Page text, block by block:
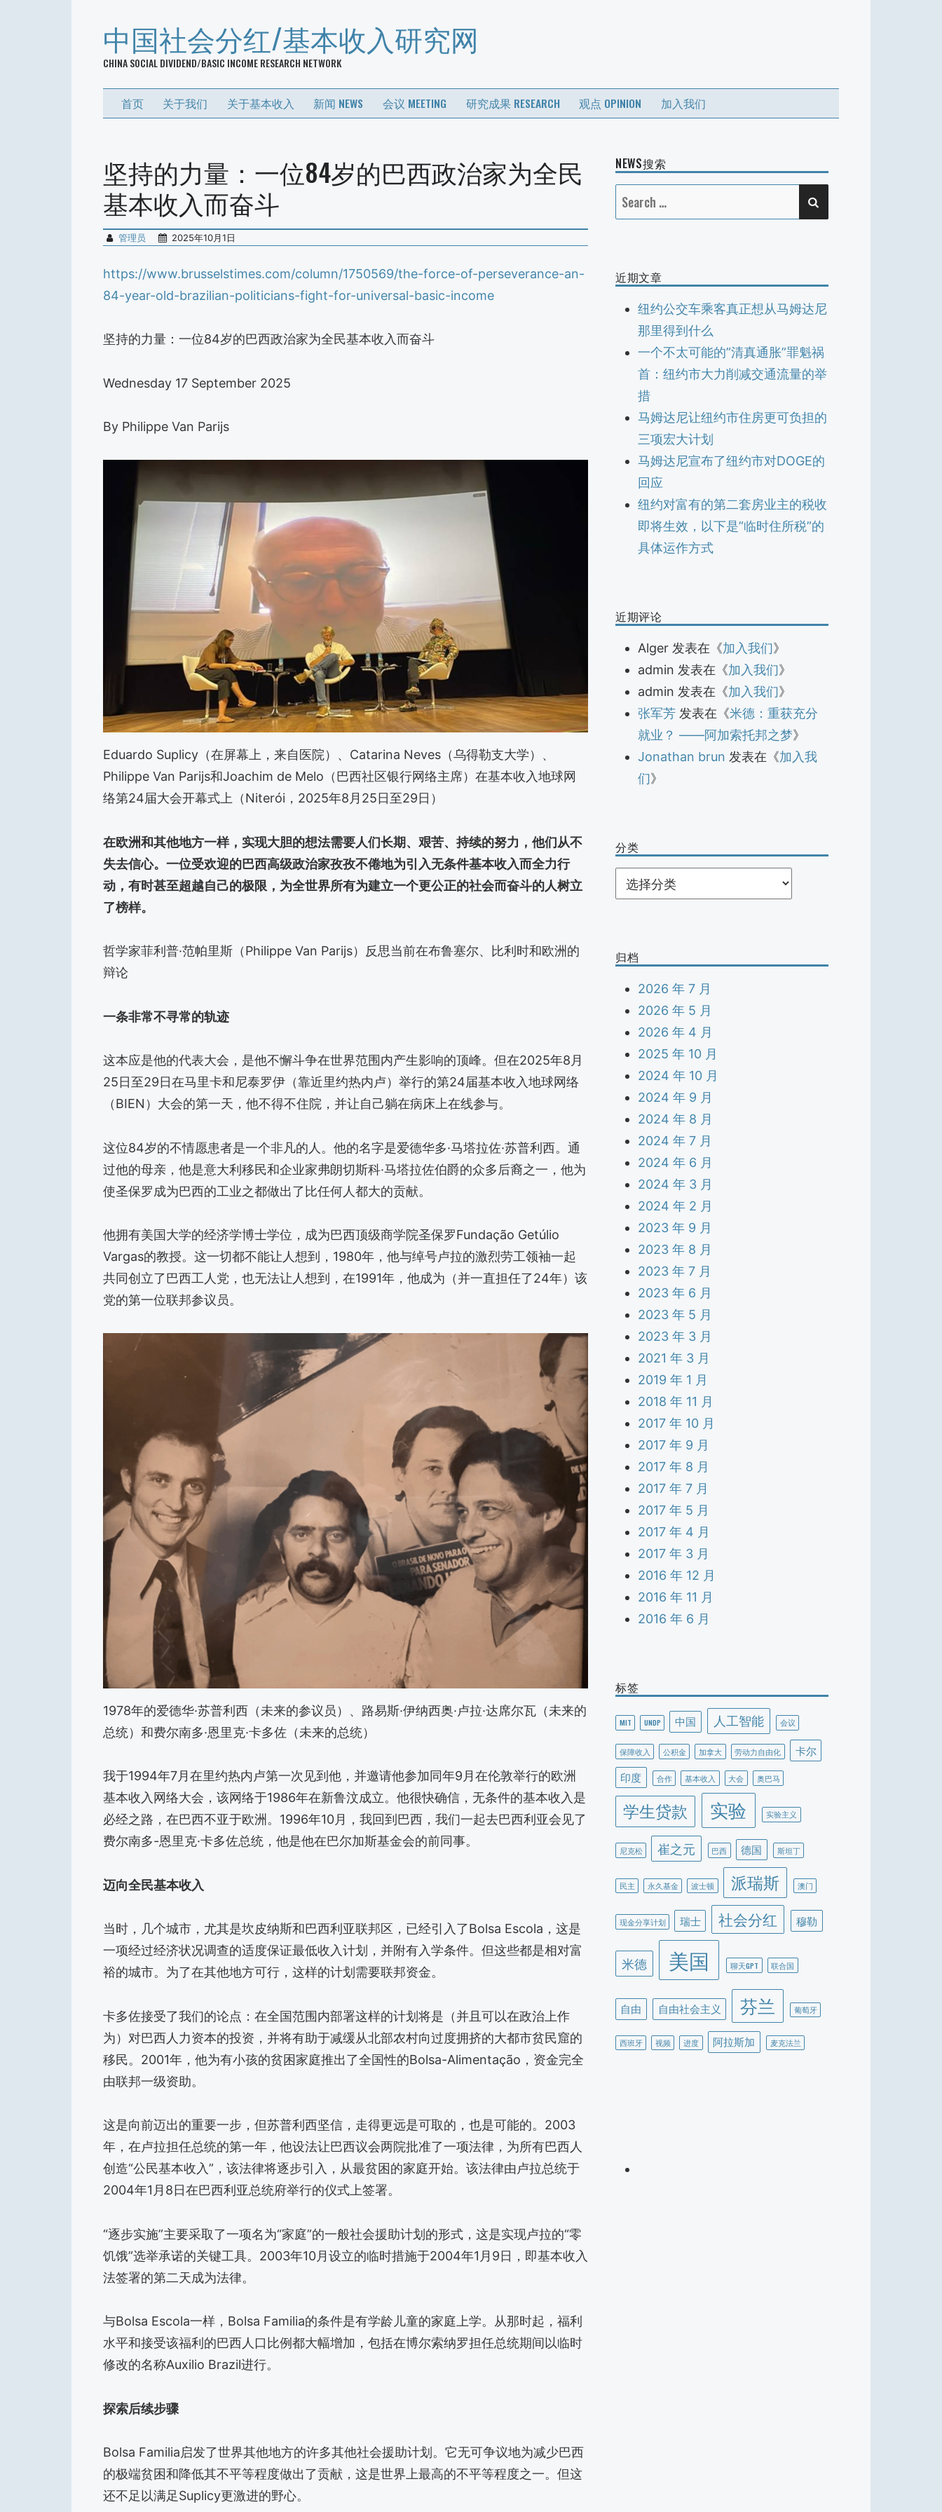
中国社会分红/基本收入研究网
CHINA SOCIAL DIVIDEND/BASIC INCOME RESEARCH NETWORK
首页 关于我们 关于基本收入 新闻 NEWS 会议 MEETING 研究成果 RESEARCH 观点 OPINION 加入我们
坚持的力量：一位84岁的巴西政治家为全民
基本收入而奋斗
管理员 2025年10月1日
https://www.brusselstimes.com/column/1750569/the-force-of-perseverance-an-
84-year-old-brazilian-politicians-fight-for-universal-basic-income
坚持的力量：一位84岁的巴西政治家为全民基本收入而奋斗
Wednesday 17 September 2025
By Philippe Van Parijs
Eduardo Suplicy（在屏幕上，来自医院）、Catarina Neves（乌得勒支大学）、
Philippe Van Parijs和Joachim de Melo（巴西社区银行网络主席）在基本收入地球网
络第24届大会开幕式上（Niterói，2025年8月25日至29日）
在欧洲和其他地方一样，实现大胆的想法需要人们长期、艰苦、持续的努力，他们从不
失去信心。一位受欢迎的巴西高级政治家孜孜不倦地为引入无条件基本收入而全力行
动，有时甚至超越自己的极限，为全世界所有为建立一个更公正的社会而奋斗的人树立
了榜样。
哲学家菲利普·范帕里斯（Philippe Van Parijs）反思当前在布鲁塞尔、比利时和欧洲的
辩论
一条非常不寻常的轨迹
这本应是他的代表大会，是他不懈斗争在世界范围内产生影响的顶峰。但在2025年8月
25日至29日在马里卡和尼泰罗伊（靠近里约热内卢）举行的第24届基本收入地球网络
（BIEN）大会的第一天，他不得不住院，并让自己躺在病床上在线参与。
这位84岁的不情愿患者是一个非凡的人。他的名字是爱德华多·马塔拉佐·苏普利西。通
过他的母亲，他是意大利移民和企业家弗朗切斯科·马塔拉佐伯爵的众多后裔之一，他为
使圣保罗成为巴西的工业之都做出了比任何人都大的贡献。
他拥有美国大学的经济学博士学位，成为巴西顶级商学院圣保罗Fundação Getúlio
Vargas的教授。这一切都不能让人想到，1980年，他与绰号卢拉的激烈劳工领袖一起
共同创立了巴西工人党，也无法让人想到，在1991年，他成为（并一直担任了24年）该
党的第一位联邦参议员。
1978年的爱德华·苏普利西（未来的参议员）、路易斯·伊纳西奥·卢拉·达席尔瓦（未来的
总统）和费尔南多·恩里克·卡多佐（未来的总统）
我于1994年7月在里约热内卢第一次见到他，并邀请他参加同年9月在伦敦举行的欧洲
基本收入网络大会，该网络于1986年在新鲁汶成立。他很快确信，无条件的基本收入是
必经之路，在巴西不亚于欧洲。1996年10月，我回到巴西，我们一起去巴西利亚会见了
费尔南多-恩里克·卡多佐总统，他是他在巴尔加斯基金会的前同事。
迈向全民基本收入
当时，几个城市，尤其是坎皮纳斯和巴西利亚联邦区，已经引入了Bolsa Escola，这是
一项经过经济状况调查的适度保证最低收入计划，并附有入学条件。但这些都是相对富
裕的城市。为了在其他地方可行，这样的计划需要联邦资金。
卡多佐接受了我们的论点：在全国范围内部署这样的计划将是（并且可以在政治上作
为）对巴西人力资本的投资，并将有助于减缓从北部农村向过度拥挤的大都市贫民窟的
移民。2001年，他为有小孩的贫困家庭推出了全国性的Bolsa-Alimentação，资金完全
由联邦一级资助。
这是向前迈出的重要一步，但苏普利西坚信，走得更远是可取的，也是可能的。2003
年，在卢拉担任总统的第一年，他设法让巴西议会两院批准了一项法律，为所有巴西人
创造“公民基本收入”，该法律将逐步引入，从最贫困的家庭开始。该法律由卢拉总统于
2004年1月8日在巴西利亚总统府举行的仪式上签署。
“逐步实施”主要采取了一项名为“家庭”的一般社会援助计划的形式，这是实现卢拉的“零
饥饿”选举承诺的关键工具。2003年10月设立的临时措施于2004年1月9日，即基本收入
法签署的第二天成为法律。
与Bolsa Escola一样，Bolsa Familia的条件是有学龄儿童的家庭上学。从那时起，福利
水平和接受该福利的巴西人口比例都大幅增加，包括在博尔索纳罗担任总统期间以临时
修改的名称Auxilio Brazil进行。
探索后续步骤
Bolsa Familia启发了世界其他地方的许多其他社会援助计划。它无可争议地为减少巴西
的极端贫困和降低其不平等程度做出了贡献，这是世界上最高的不平等程度之一。但这
还不足以满足Suplicy更激进的野心。
NEWS搜索
Search
for:
近期文章
纽约公交车乘客真正想从马姆达尼
那里得到什么
一个不太可能的”清真通胀”罪魁祸
首：纽约市大力削减交通流量的举
措
马姆达尼让纽约市住房更可负担的
三项宏大计划
马姆达尼宣布了纽约市对DOGE的
回应
纽约对富有的第二套房业主的税收
即将生效，以下是”临时住所税”的
具体运作方式
近期评论
Alger发表在《加入我们》
admin 发表在《加入我们》
admin 发表在《加入我们》
张军芳发表在《米德：重获充分
就业？ ——阿加索托邦之梦》
Jonathan brun 发表在《加入我
们》
分类
类
归档
2026 年 7 月
2026 年 5 月
2026 年 4 月
2025 年 10 月
2024 年 10 月
2024 年 9 月
2024 年 8 月
2024 年 7 月
2024 年 6 月
2024 年 3 月
2024 年 2 月
2023 年 9 月
2023 年 8 月
2023 年 7 月
2023 年 6 月
2023 年 5 月
2023 年 3 月
2021 年 3 月
2019 年 1 月
2018 年 11 月
2017 年 10 月
2017 年 9 月
2017 年 8 月
2017 年 7 月
2017 年 5 月
2017 年 4 月
2017 年 3 月
2016 年 12 月
2016 年 11 月
2016 年 6 月
标签
MIT UNDP 中国 人工智能 会议
保障收入 公积金 加拿大 劳动力自由化
卡尔
印度
合作 基本收入 大会 奥巴马
学生贷款 实验 实验主义
尼克松 崔之元 巴西 德国 斯坦丁
民主 永久基金 波士顿 派瑞斯 澳门
现金分享计划 瑞士 社会分红 穆勒
米德 美国 聊天GPT 联合国
自由 自由社会主义 芬兰 葡萄牙
西班牙 视频 进度 阿拉斯加 麦克法兰